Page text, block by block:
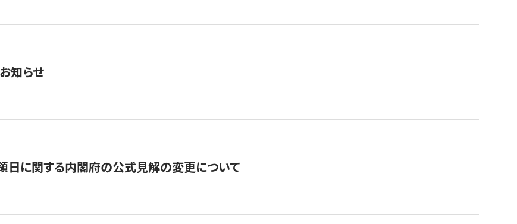
知らせ
日に関する内閣府の公式見解の変更について